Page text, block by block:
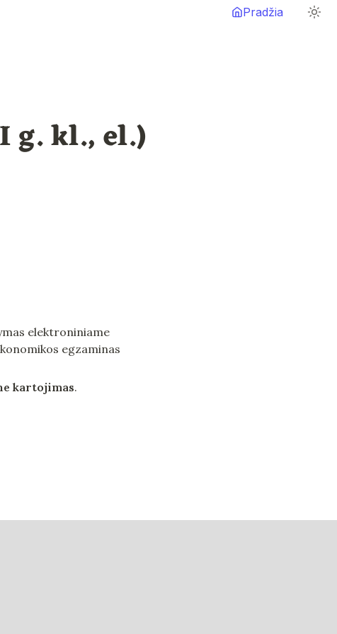
Pradžia
g. kl., el.)
elektroniniame
egzaminas
kartojimas.